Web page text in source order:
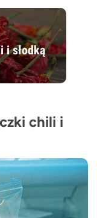
i słodką
chili i